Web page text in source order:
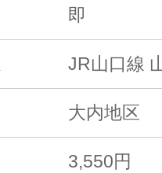
即
JR山口線
大内地区
3,550円